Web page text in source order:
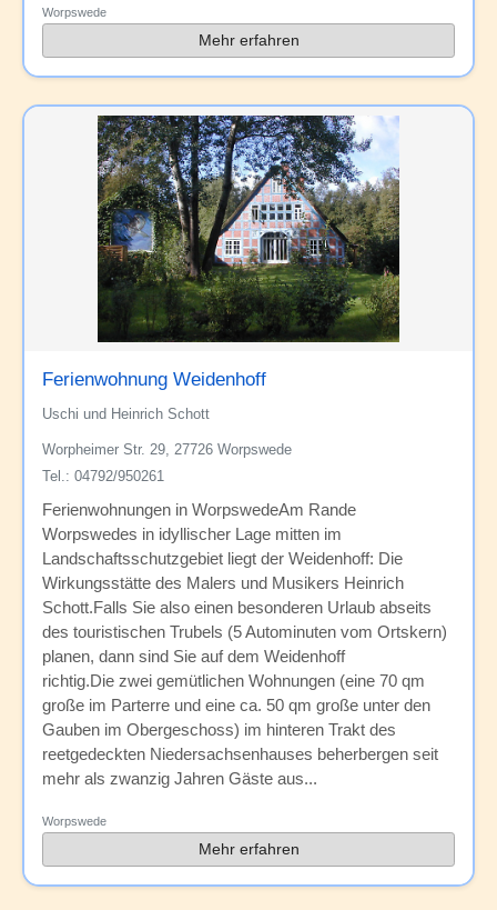
Worpswede
Mehr erfahren
Ferienwohnung Weidenhoff
Uschi und Heinrich Schott
Worpheimer Str. 29, 27726 Worpswede
Tel.: 04792/950261
Ferienwohnungen in WorpswedeAm Rande
Worpswedes in idyllischer Lage mitten im
Landschaftsschutzgebiet liegt der Weidenhoff: Die
Wirkungsstätte des Malers und Musikers Heinrich
Schott.Falls Sie also einen besonderen Urlaub abseits
des touristischen Trubels (5 Autominuten vom Ortskern)
planen, dann sind Sie auf dem Weidenhoff
richtig.Die zwei gemütlichen Wohnungen (eine 70 qm
große im Parterre und eine ca. 50 qm große unter den
Gauben im Obergeschoss) im hinteren Trakt des
reetgedeckten Niedersachsenhauses beherbergen seit
mehr als zwanzig Jahren Gäste aus...
Worpswede
Mehr erfahren